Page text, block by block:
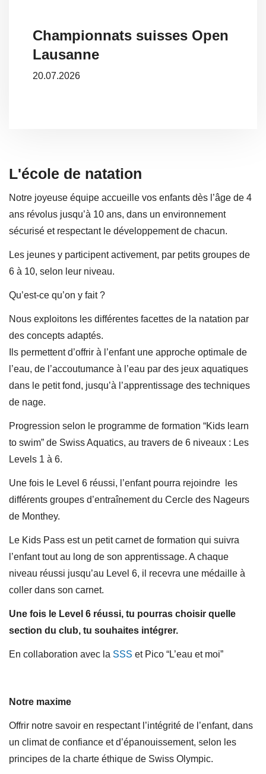
Championnats suisses Open
Lausanne
20.07.2026
L'école de natation
Notre joyeuse équipe accueille vos enfants dès l’âge de 4
ans révolus jusqu’à 10 ans, dans un environnement
sécurisé et respectant le développement de chacun.
Les jeunes y participent activement, par petits groupes de
6 à 10, selon leur niveau.
Qu’est-ce qu’on y fait ?
Nous exploitons les différentes facettes de la natation par
des concepts adaptés.
Ils permettent d’offrir à l’enfant une approche optimale de
l’eau, de l’accoutumance à l’eau par des jeux aquatiques
dans le petit fond, jusqu’à l’apprentissage des techniques
de nage.
Progression selon le programme de formation “Kids learn
to swim” de Swiss Aquatics, au travers de 6 niveaux : Les
Levels 1 à 6.
Une fois le Level 6 réussi, l’enfant pourra rejoindre les
différents groupes d’entraînement du Cercle des Nageurs
de Monthey.
Le Kids Pass est un petit carnet de formation qui suivra
l’enfant tout au long de son apprentissage. A chaque
niveau réussi jusqu’au Level 6, il recevra une médaille à
coller dans son carnet.
Une fois le Level 6 réussi, tu pourras choisir quelle
section du club, tu souhaites intégrer.
En collaboration avec la SSS et Pico “L’eau et moi”
Notre maxime
Offrir notre savoir en respectant l’intégrité de l’enfant, dans
un climat de confiance et d’épanouissement, selon les
principes de la charte éthique de Swiss Olympic.